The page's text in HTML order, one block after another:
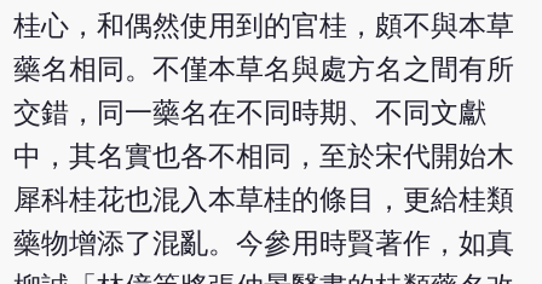
桂心，和偶然使用到的官桂，頗不與本草
藥名相同。不僅本草名與處方名之間有所
交錯，同一藥名在不同時期、不同文獻
中，其名實也各不相同，至於宋代開始木
犀科桂花也混入本草桂的條目，更給桂類
藥物增添了混亂。今參用時賢著作，如真